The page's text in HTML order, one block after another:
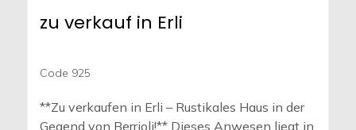
zu verkauf in Erli
Code 925
**Zu verkaufen in Erli – Rustikales Haus in der
Gegend von Berrioli!** Dieses Anwesen liegt in